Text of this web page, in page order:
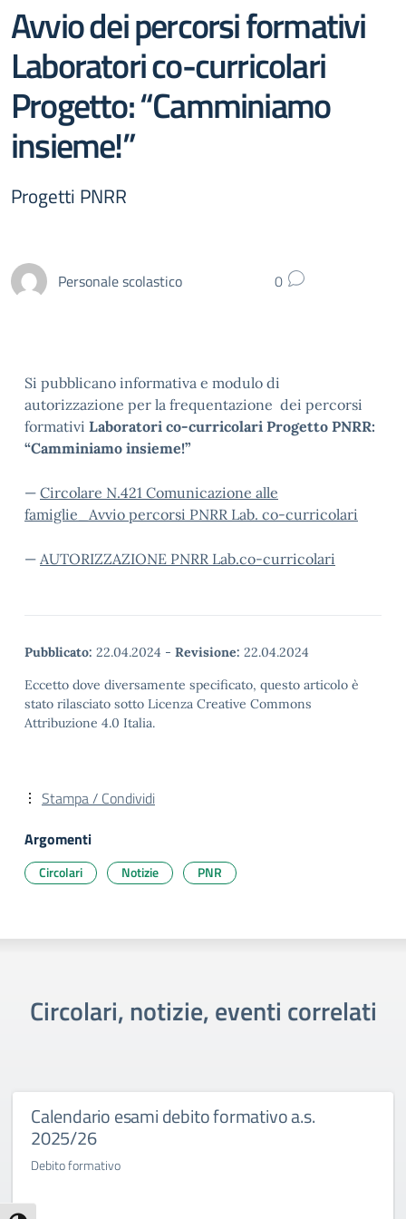
Avvio dei percorsi formativi
Laboratori co-curricolari
Progetto: “Camminiamo
insieme!”
Progetti PNRR
Personale scolastico 0
Si pubblicano informativa e modulo di
autorizzazione per la frequentazione dei percorsi
formativi Laboratori co-curricolari Progetto PNRR:
“Camminiamo insieme!”
— Circolare N.421 Comunicazione alle
famiglie_Avvio percorsi PNRR Lab. co-curricolari
— AUTORIZZAZIONE PNRR Lab.co-curricolari
Pubblicato: 22.04.2024 - Revisione: 22.04.2024
Eccetto dove diversamente specificato, questo articolo è
stato rilasciato sotto Licenza Creative Commons
Attribuzione 4.0 Italia.
Stampa / Condividi
Argomenti
Circolari Notizie PNR
Circolari, notizie, eventi correlati
Calendario esami debito formativo a.s.
2025/26
Debito formativo